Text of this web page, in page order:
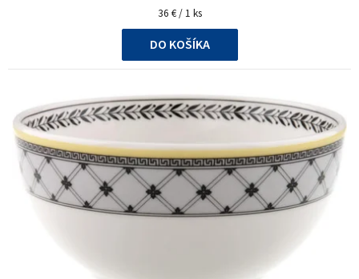
Jednotková
cena:
36 € / 1 ks
DO KOŠÍKA